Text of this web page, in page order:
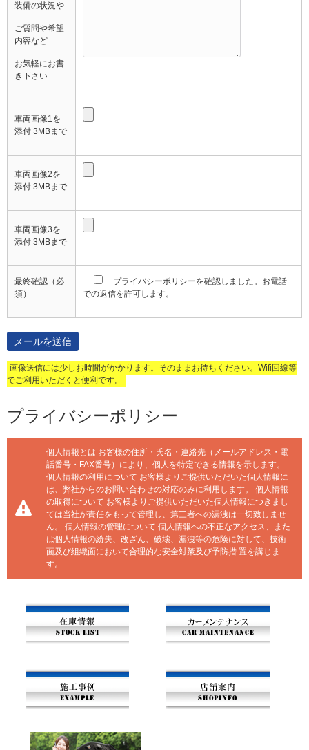
装備の状況や
ご質問や希望
内容など
お気軽にお書
き下さい
車両画像1を
添付 3MBまで
車両画像2を
添付 3MBまで
車両画像3を
添付 3MBまで
最終確認 （必
須）
プライバシーポリシーを確認しました。お電話
での返信を許可します。
画像送信には少しお時間がかかります。そのままお待ちください。Wifi回線等
でご利用いただくと便利です。
プライバシーポリシー
個人情報とは お客様の住所・氏名・連絡先（メールアドレス・電
話番号・FAX番号）により、個人を特定できる情報を示します。
個人情報の利用について お客様よりご提供いただいた個人情報に
は、弊社からのお問い合わせの対応のみに利用します。 個人情報
の取得について お客様よりご提供いただいた個人情報につきまし
ては当社が責任をもって管理し、第三者への漏洩は一切致しませ
ん。 個人情報の管理について 個人情報への不正なアクセス、また
は個人情報の紛失、改ざん、破壊、漏洩等の危険に対して、技術
面及び組織面において合理的な安全対策及び予防措 置を講じま
す。